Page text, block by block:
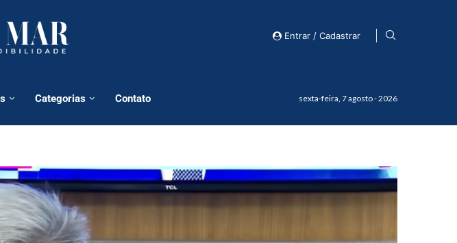
Entrar / Cadastrar
Categorias Contato sexta-feira, 7 agosto - 2026